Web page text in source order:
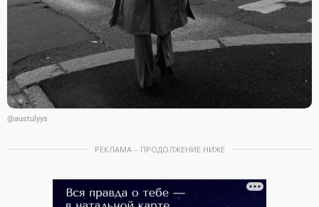
@austulyys
РЕКЛАМА – ПРОДОЛЖЕНИЕ НИЖЕ